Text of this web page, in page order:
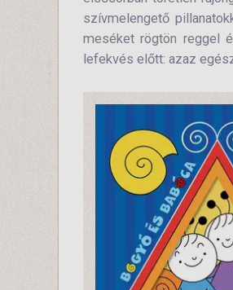
szívmelengető
meséket rögtön reggel
lefekvés előtt: azaz